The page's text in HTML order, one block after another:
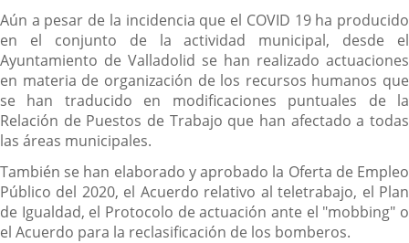
Aún a pesar de la incidencia que el COVID 19 ha producido
en el conjunto de la actividad municipal, desde el
Ayuntamiento de Valladolid se han realizado actuaciones
en materia de organización de los recursos humanos que
se han traducido en modificaciones puntuales de la
Relación de Puestos de Trabajo que han afectado a todas
las áreas municipales.
También se han elaborado y aprobado la Oferta de Empleo
Público del 2020, el Acuerdo relativo al teletrabajo, el Plan
de Igualdad, el Protocolo de actuación ante el "mobbing" o
el Acuerdo para la reclasificación de los bomberos.